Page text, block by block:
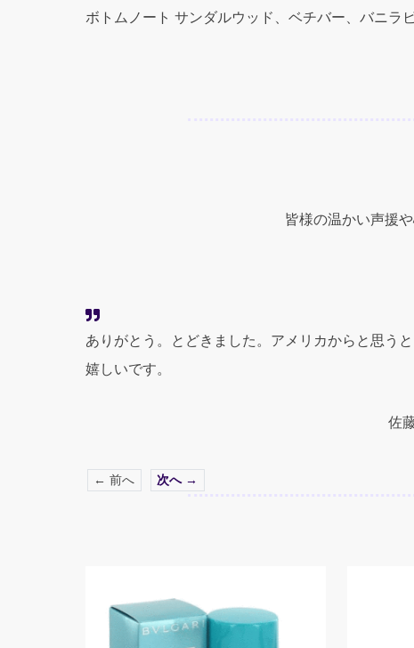
ボトムノート サンダルウッド、ベチバー、バニラ
皆様の温かい声援
ありがとう。とどきました。アメリカからと思うと
嬉しいです。
佐
← 前へ 次へ →